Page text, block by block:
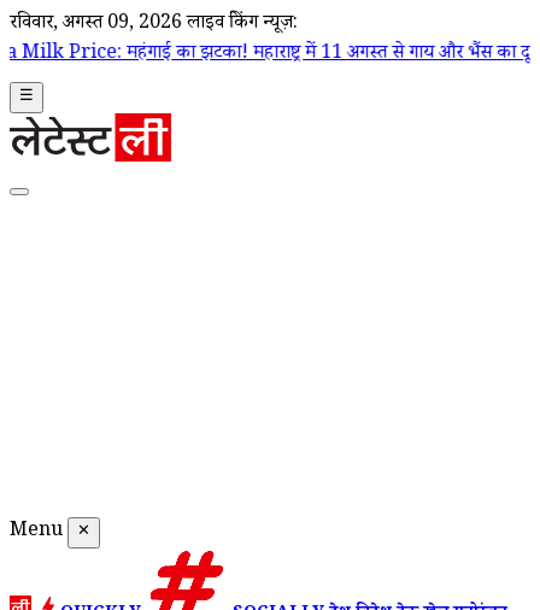
रविवार, अगस्त 09, 2026 लाइव ब्रेकिंग न्यूज़:
का झटका! महाराष्ट्र में 11 अगस्त से गाय और भैंस का दूध ₹2 प्रति लीटर
☰
Menu ✕